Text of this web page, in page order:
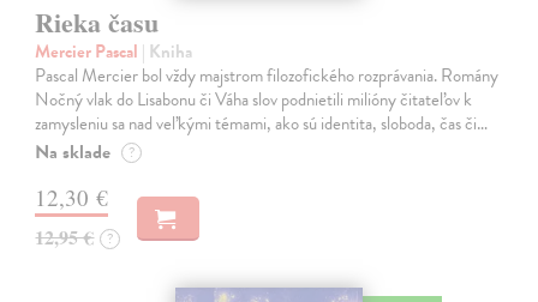
Rieka času
Mercier Pascal | Kniha
Pascal Mercier bol vždy majstrom filozofického rozprávania. Romány
Nočný vlak do Lisabonu či Váha slov podnietili milióny čitateľov k
zamysleniu sa nad veľkými témami, ako sú identita, sloboda, čas či…
Na sklade ?
12,30 €
12,95 € ?